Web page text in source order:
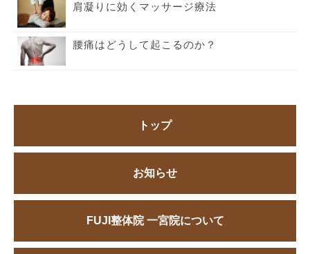
肩凝りに効くマッサージ療法
腰痛はどうして起こるのか？
トップ
お知らせ
FUJI整体院 一宮院について